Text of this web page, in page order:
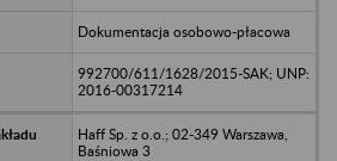
Dokumentacja osobowo-płacowa
992700/611/1628/2015-SAK; UNP:
2016-00317214
Haff Sp. z o.o.; 02-349 Warszawa,
Baśniowa 3